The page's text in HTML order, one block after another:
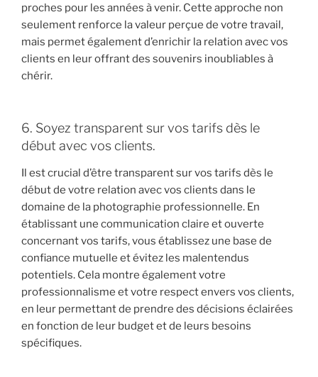
proches pour les années à venir. Cette approche non
seulement renforce la valeur perçue de votre travail,
mais permet également d’enrichir la relation avec vos
clients en leur offrant des souvenirs inoubliables à
chérir.
6. Soyez transparent sur vos tarifs dès le
début avec vos clients.
Il est crucial d’être transparent sur vos tarifs dès le
début de votre relation avec vos clients dans le
domaine de la photographie professionnelle. En
établissant une communication claire et ouverte
concernant vos tarifs, vous établissez une base de
confiance mutuelle et évitez les malentendus
potentiels. Cela montre également votre
professionnalisme et votre respect envers vos clients,
en leur permettant de prendre des décisions éclairées
en fonction de leur budget et de leurs besoins
spécifiques.